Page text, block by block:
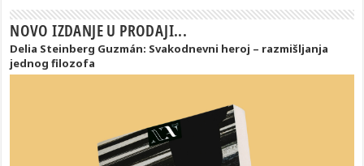
NOVO IZDANJE U PRODAJI...
Delia Steinberg Guzmán: Svakodnevni heroj – razmišljanja
jednog filozofa